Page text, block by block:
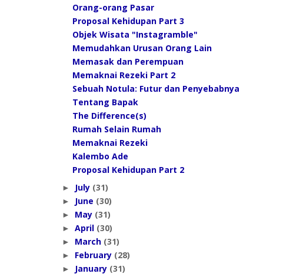
Orang-orang Pasar
Proposal Kehidupan Part 3
Objek Wisata "Instagramble"
Memudahkan Urusan Orang Lain
Memasak dan Perempuan
Memaknai Rezeki Part 2
Sebuah Notula: Futur dan Penyebabnya
Tentang Bapak
The Difference(s)
Rumah Selain Rumah
Memaknai Rezeki
Kalembo Ade
Proposal Kehidupan Part 2
► July (31)
► June (30)
► May (31)
► April (30)
► March (31)
► February (28)
► January (31)